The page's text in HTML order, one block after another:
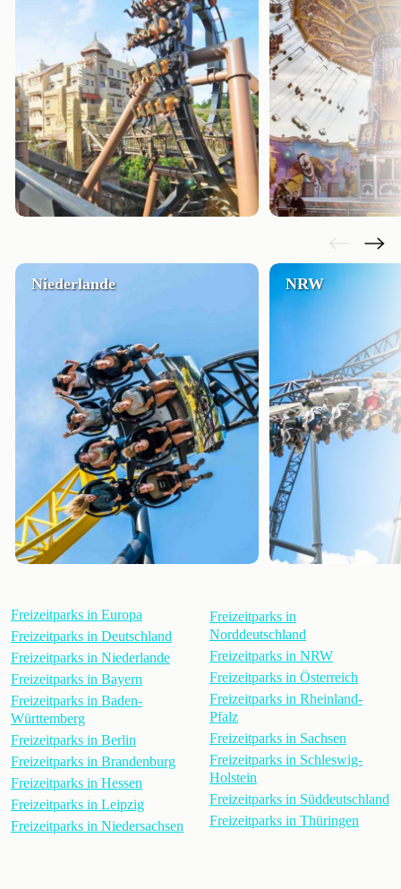
Niederlande NRW
Freizeitparks in Europa
Freizeitparks in Deutschland
Freizeitparks in Niederlande
Freizeitparks in Bayern
Freizeitparks in Baden-
Württemberg
Freizeitparks in Berlin
Freizeitparks in Brandenburg
Freizeitparks in Hessen
Freizeitparks in Leipzig
Freizeitparks in Niedersachsen
Freizeitparks in
Norddeutschland
Freizeitparks in NRW
Freizeitparks in Österreich
Freizeitparks in Rheinland-
Pfalz
Freizeitparks in Sachsen
Freizeitparks in Schleswig-
Holstein
Freizeitparks in Süddeutschland
Freizeitparks in Thüringen